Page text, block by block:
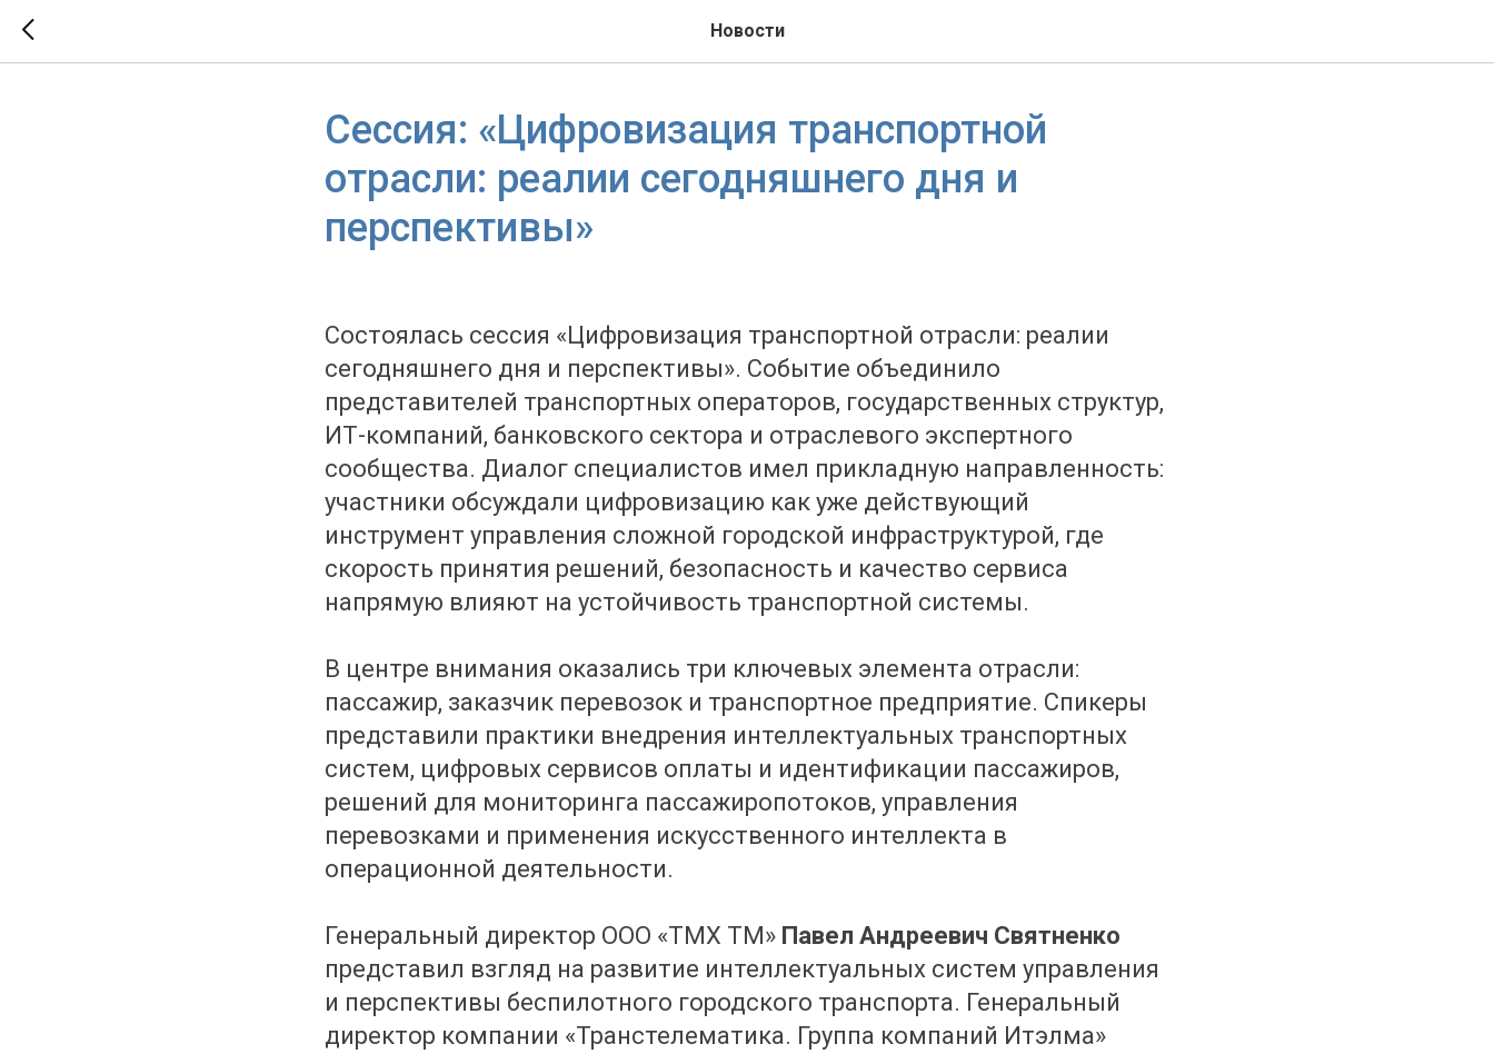
Новости
Сессия: «Цифровизация транспортной
отрасли: реалии сегодняшнего дня и
перспективы»
Состоялась сессия «Цифровизация транспортной отрасли: реалии
сегодняшнего дня и перспективы». Событие объединило
представителей транспортных операторов, государственных структур,
ИТ-компаний, банковского сектора и отраслевого экспертного
сообщества. Диалог специалистов имел прикладную направленность:
участники обсуждали цифровизацию как уже действующий
инструмент управления сложной городской инфраструктурой, где
скорость принятия решений, безопасность и качество сервиса
напрямую влияют на устойчивость транспортной системы.
В центре внимания оказались три ключевых элемента отрасли:
пассажир, заказчик перевозок и транспортное предприятие. Спикеры
представили практики внедрения интеллектуальных транспортных
систем, цифровых сервисов оплаты и идентификации пассажиров,
решений для мониторинга пассажиропотоков, управления
перевозками и применения искусственного интеллекта в
операционной деятельности.
Генеральный директор ООО «TMX TM» Павел Андреевич Святненко
представил взгляд на развитие интеллектуальных систем управления
и перспективы беспилотного городского транспорта. Генеральный
директор компании «Транстелематика. Группа компаний Итэлма»